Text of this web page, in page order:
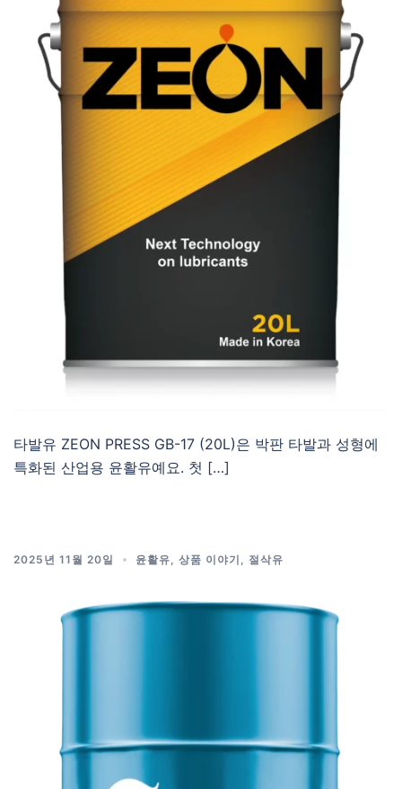
타발유 ZEON PRESS GB-17 (20L)은 박판 타발과 성형에
특화된 산업용 윤활유예요. 첫 […]
2025년 11월 20일 윤활유 상품 이야기 절삭유